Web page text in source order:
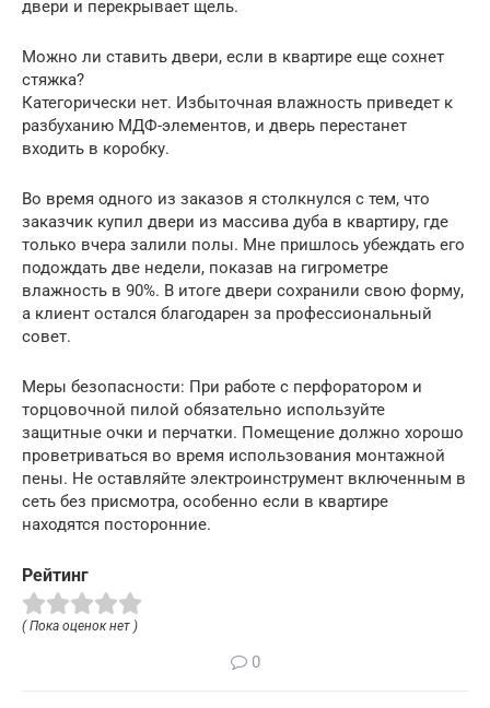
двери и перекрывает щель.
Можно ли ставить двери, если в квартире еще сохнет
стяжка?
Категорически нет. Избыточная влажность приведет к
разбуханию МДФ-элементов, и дверь перестанет
входить в коробку.
Во время одного из заказов я столкнулся с тем, что
заказчик купил двери из массива дуба в квартиру, где
только вчера залили полы. Мне пришлось убеждать его
подождать две недели, показав на гигрометре
влажность в 90%. В итоге двери сохранили свою форму,
а клиент остался благодарен за профессиональный
совет.
Меры безопасности: При работе с перфоратором и
торцовочной пилой обязательно используйте
защитные очки и перчатки. Помещение должно хорошо
проветриваться во время использования монтажной
пены. Не оставляйте электроинструмент включенным в
сеть без присмотра, особенно если в квартире
находятся посторонние.
Рейтинг
( Пока оценок нет )
0